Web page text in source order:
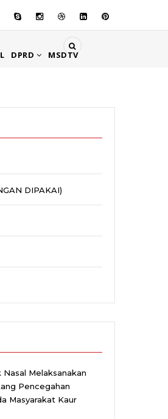
DPRD MSDTV
DIPAKAI)
Melaksanakan
Pencegahan
Masyarakat Kaur